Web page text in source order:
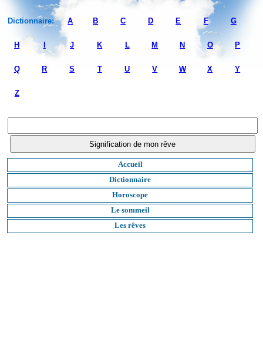
Dictionnaire: A B C D E F G
H J K L M N O P
Q R S T U V W X Y
Z
Accueil
Dictionnaire
Horoscope
Le sommeil
Les rêves